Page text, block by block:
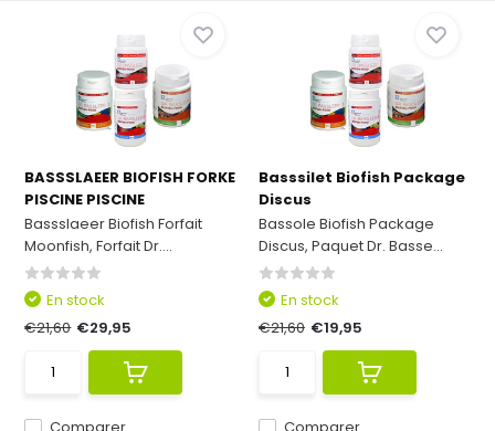
BASSSLAEER BIOFISH FORKE
PISCINE PISCINE
Bassslaeer Biofish Forfait
Moonfish, Forfait Dr....
En stock
€21,60 €29,95
Basssilet Biofish Package
Discus
Bassole Biofish Package
Discus, Paquet Dr. Basse...
En stock
€21,60 €19,95